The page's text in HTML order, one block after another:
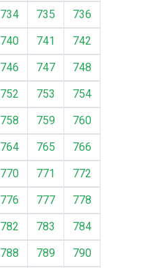
734 735
736
740 741
742
746 747
748
752 753
754
758 759
760
764 765
766
770 771
772
776 777
778
782 783
784
788 789 790